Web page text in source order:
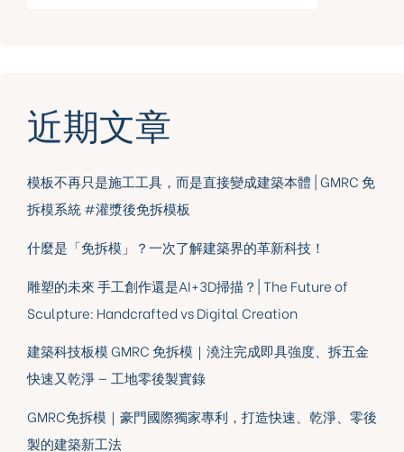
近期文章
模板不再只是施工工具，而是直接變成建築本體 | GMRC 免
拆模系統 #灌漿後免拆模板
什麼是「免拆模」？一次了解建築界的革新科技！
雕塑的未來 手工創作還是AI+3D掃描？| The Future of
Sculpture: Handcrafted vs Digital Creation
建築科技板模 GMRC 免拆模｜澆注完成即具強度、拆五金
快速又乾淨 — 工地零後製實錄
GMRC免拆模｜豪門國際獨家專利，打造快速、乾淨、零後
製的建築新工法